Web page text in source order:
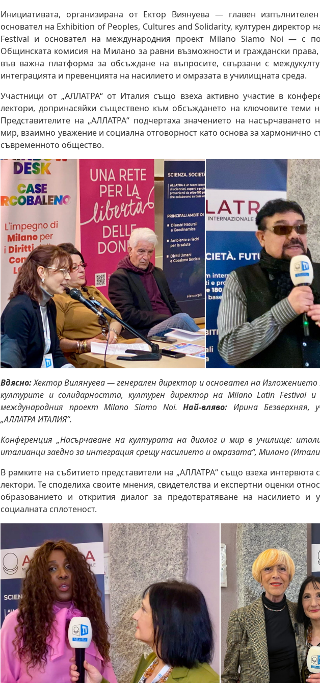
Инициативата, организирана от Ектор Виянуева — главен
основател на Exhibition of Peoples, Cultures and Solidarity, културен директор
Festival и основател на международния проект Milano Siamo Noi — с
Общинската комисия на Милано за равни възможности и граждански
във важна платформа за обсъждане на въпросите, свързани с
интеграцията и превенцията на насилието и омразата в училищната среда.
Участници от „АЛЛАТРА“ от Италия също взеха активно участие в
лектори, допринасяйки съществено към обсъждането на ключовите теми
Представителите на „АЛЛАТРА“ подчертаха значението на насърчаването
мир, взаимно уважение и социална отговорност като основа за хармонично
съвременното общество.
Вдясно:Хектор Вилянуева — генерален директор и основател на
културите и солидарността, културен директор на Milano Latin Festival и
международния проект Milano Siamo Noi.Най-вляво: Ирина Безверхняя,
„АЛЛАТРА ИТАЛИЯ“.
Конференция „Насърчаване на културата на диалог и мир в училище:
италианци заедно за интеграция срещу насилието и омразата“, Милано
В рамките на събитието представители на „АЛЛАТРА“ също взеха интервюта
лектори. Те споделиха своите мнения, свидетелства и експертни оценки
образованието и открития диалог за предотвратяване на насилието и
социалната сплотеност.